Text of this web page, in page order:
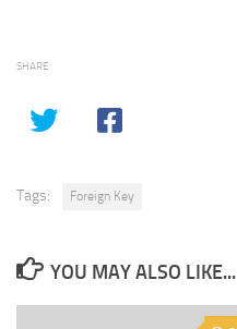
SHARE
Tags: Foreign Key
YOU MAY ALSO LIKE...